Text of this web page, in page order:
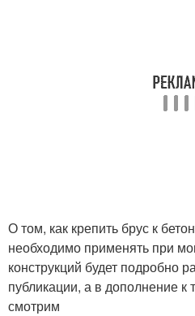
О том, как крепить брус к
необходимо применять при
конструкций будет подробно
публикации, а в дополнение к
смотрим